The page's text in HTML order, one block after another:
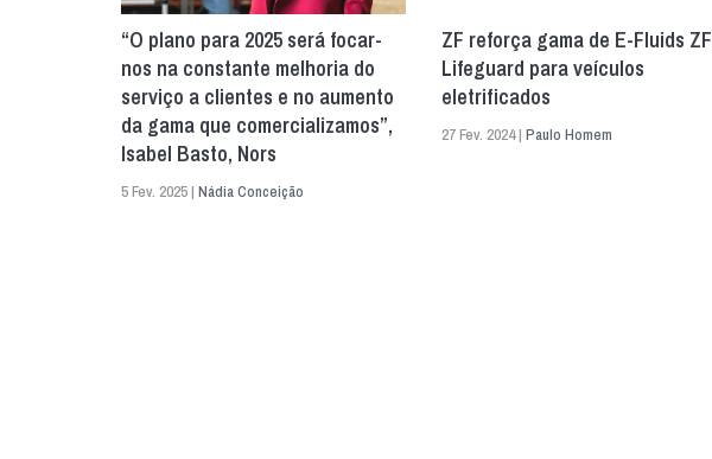
“O plano para 2025 será focar-
nos na constante melhoria do
serviço a clientes e no aumento
da gama que comercializamos”,
Isabel Basto, Nors
5 Fev. 2025 | Nádia Conceição
ZF reforça gama de E-Fluids ZF
Lifeguard para veículos
eletrificados
27 Fev. 2024 | Paulo Homem